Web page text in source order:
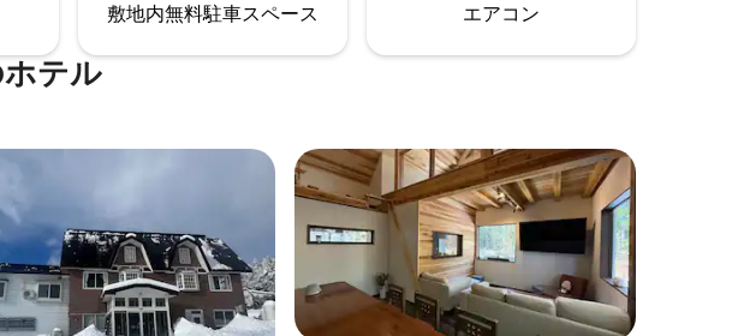
ューニングベンチ - 山で1日過ごした後に
リラックスできる2つのゲストラウンジエ
リア。
敷地内無料駐⁠車ス⁠ペ⁠ー⁠ス エアコン
テ⁠ル